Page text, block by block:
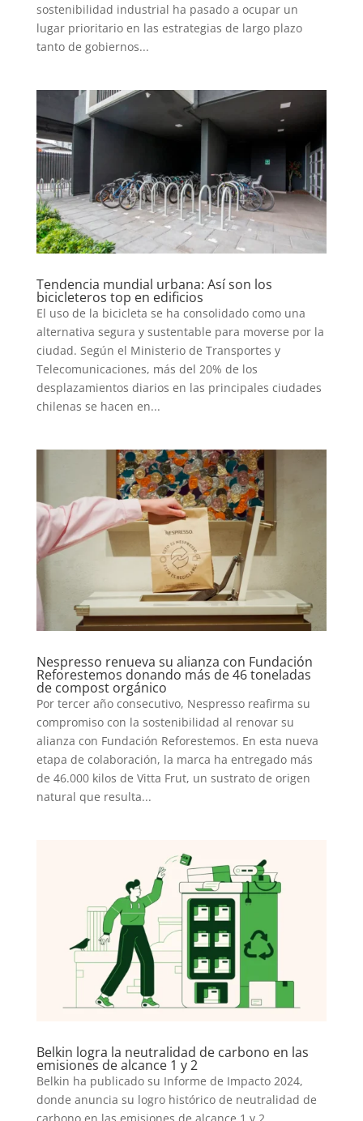
sostenibilidad industrial ha pasado a ocupar un
lugar prioritario en las estrategias de largo plazo
tanto de gobiernos...
Tendencia mundial urbana: Así son los
bicicleteros top en edificios
El uso de la bicicleta se ha consolidado como una
alternativa segura y sustentable para moverse por la
ciudad. Según el Ministerio de Transportes y
Telecomunicaciones, más del 20% de los
desplazamientos diarios en las principales ciudades
chilenas se hacen en...
Nespresso renueva su alianza con Fundación
Reforestemos donando más de 46 toneladas
de compost orgánico
Por tercer año consecutivo, Nespresso reafirma su
compromiso con la sostenibilidad al renovar su
alianza con Fundación Reforestemos. En esta nueva
etapa de colaboración, la marca ha entregado más
de 46.000 kilos de Vitta Frut, un sustrato de origen
natural que resulta...
Belkin logra la neutralidad de carbono en las
emisiones de alcance 1 y 2
Belkin ha publicado su Informe de Impacto 2024,
donde anuncia su logro histórico de neutralidad de